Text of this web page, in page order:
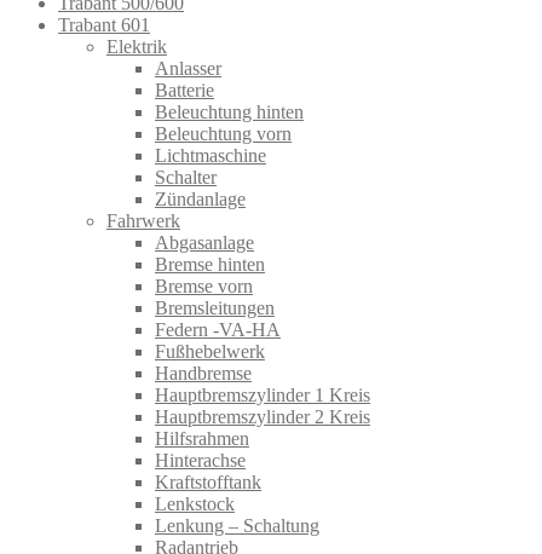
Trabant 601
Elektrik
Anlasser
Batterie
Beleuchtung hinten
Beleuchtung vorn
Lichtmaschine
Schalter
Zündanlage
Fahrwerk
Abgasanlage
Bremse hinten
Bremse vorn
Bremsleitungen
Federn -VA-HA
Fußhebelwerk
Handbremse
Hauptbremszylinder 1 Kreis
Hauptbremszylinder 2 Kreis
Hilfsrahmen
Hinterachse
Kraftstofftank
Lenkstock
Lenkung – Schaltung
Radantrieb